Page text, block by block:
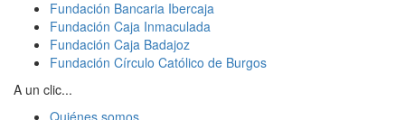
Fundación Bancaria Ibercaja
Fundación Caja Inmaculada
Fundación Caja Badajoz
Fundación Círculo Católico de Burgos
A un clic...
Quiénes somos